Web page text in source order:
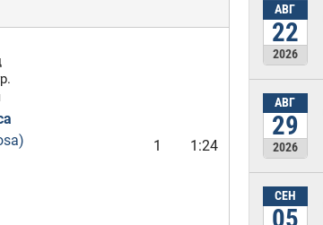
1 1:24
АВГ
22
2026
АВГ
29
2026
СЕН
05